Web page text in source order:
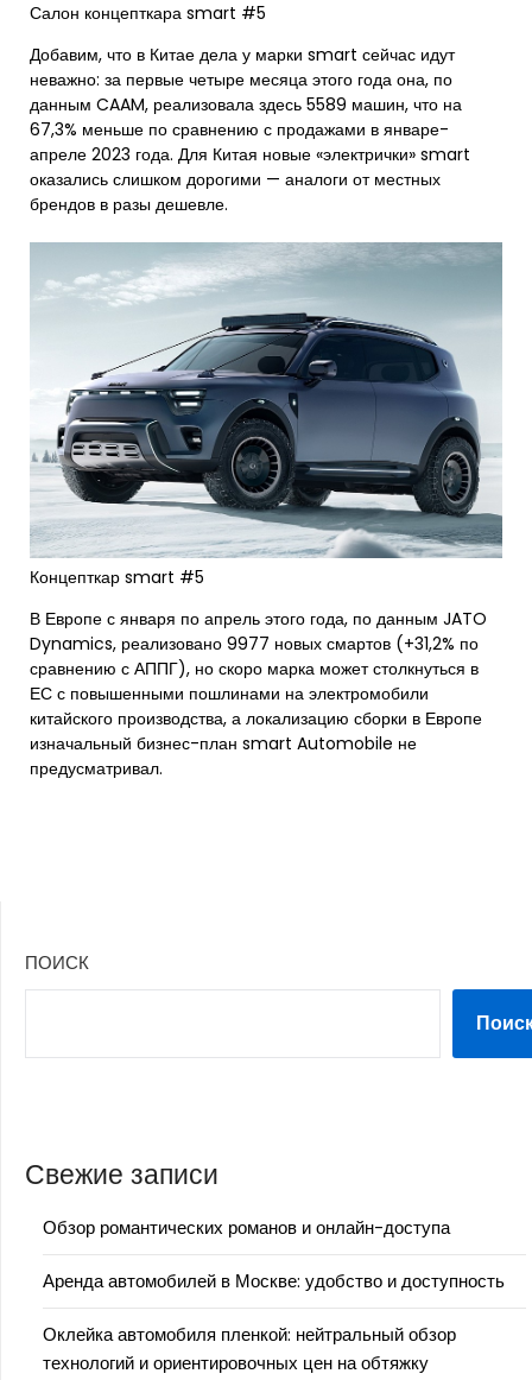
Салон концепткара smart #5
Добавим, что в Китае дела у марки smart сейчас идут
неважно: за первые четыре месяца этого года она, по
данным CAAM, реализовала здесь 5589 машин, что на
67,3% меньше по сравнению с продажами в январе-
апреле 2023 года. Для Китая новые «электрички» smart
оказались слишком дорогими — аналоги от местных
брендов в разы дешевле.
Концепткар smart #5
В Европе с января по апрель этого года, по данным JATO
Dynamics, реализовано 9977 новых смартов (+31,2% по
сравнению с АППГ), но скоро марка может столкнуться в
ЕС с повышенными пошлинами на электромобили
китайского производства, а локализацию сборки в Европе
изначальный бизнес-план smart Automobile не
предусматривал.
ПОИСК
Свежие записи
Обзор романтических романов и онлайн-доступа
Аренда автомобилей в Москве: удобство и доступность
Оклейка автомобиля пленкой: нейтральный обзор
технологий и ориентировочных цен на обтяжку